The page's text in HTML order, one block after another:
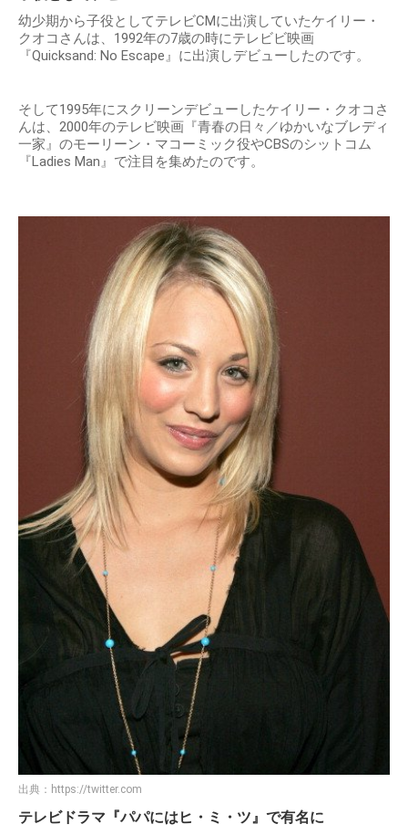
幼少期から子役としてテレビCMに出演していたケイリー・
クオコさんは、1992年の7歳の時にテレビビ映画
『Quicksand: No Escape』に出演しデビューしたのです。
そして1995年にスクリーンデビューしたケイリー・クオコさ
んは、2000年のテレビ映画『青春の日々／ゆかいなブレディ
一家』のモーリーン・マコーミック役やCBSのシットコム
『Ladies Man』で注目を集めたのです。
出典： https://twitter.com
テレビドラマ『パパにはヒ・ミ・ツ』で有名に